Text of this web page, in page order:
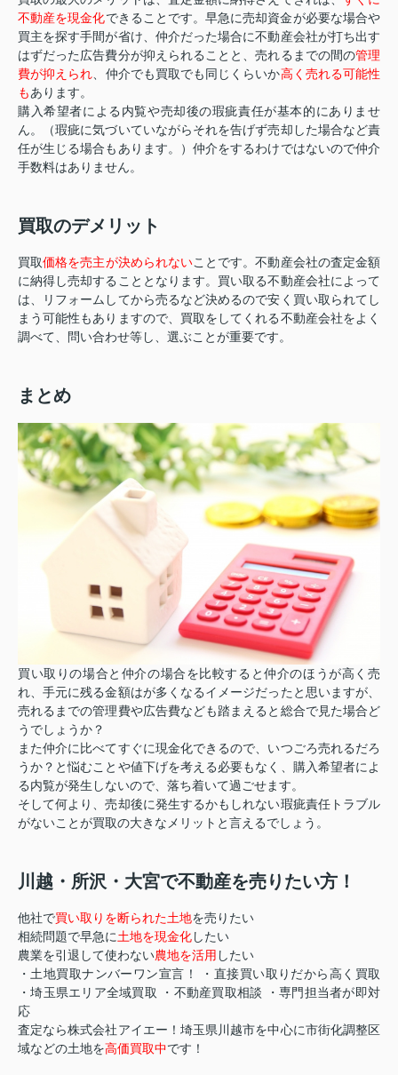
不動産を現金化できることです。早急に売却資金が必要な場合や
買主を探す手間が省け、仲介だった場合に不動産会社が打ち出す
はずだった広告費分が抑えられることと、売れるまでの間の管理
費が抑えられ 、仲介でも買取でも同じくらいか高く売れる可能性
もあります。
購入希望者による内覧や売却後の瑕疵責任が基本的にありませ
ん。（瑕疵に気づいていながらそれを告げず売却した場合など責
任が生じる場合もあります。）仲介をするわけではないので仲介
手数料はありません。
買取のデメリット
買取価格を売主が決められないことです。不動産会社の査定金額
に納得し売却することとなります。買い取る不動産会社によって
は、リフォームしてから売るなど決めるので安く買い取られてし
まう可能性もありますので、買取をしてくれる不動産会社をよく
調べて、問い合わせ等し、選ぶことが重要です。
まとめ
買い取りの場合と仲介の場合を比較すると仲介のほうが高く売
れ、手元に残る金額はが多くなるイメージだったと思いますが、
売れるまでの管理費や広告費なども踏まえると総合で見た場合ど
うでしょうか？
また仲介に比べてすぐに現金化できるので、いつごろ売れるだろ
うか？と悩むことや値下げを考える必要もなく、購入希望者によ
る内覧が発生しないので、落ち着いて過ごせます。
そして何より、売却後に発生するかもしれない瑕疵責任トラブル
がないことが買取の大きなメリットと言えるでしょう。
川越・所沢・大宮で不動産を売りたい方！
他社で買い取りを断られた土地を売りたい
相続問題で早急に土地を現金化したい
農業を引退して使わない農地を活用 したい
・土地買取ナンバーワン宣言！ ・直接買い取りだから高く買取
・埼玉県エリア全域買取 ・不動産買取相談 ・専門担当者が即対
応
査定なら株式会社アイエー！埼玉県川越市を中心に市街化調整区
域などの土地を高価買取中です！